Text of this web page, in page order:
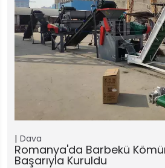
Dava
Romanya'da Barbekü
Başarıyla Kuruldu